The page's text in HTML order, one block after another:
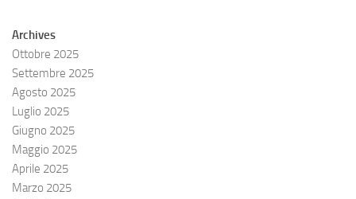
Archives
Ottobre 2025
Settembre 2025
Agosto 2025
Luglio 2025
Giugno 2025
Maggio 2025
Aprile 2025
Marzo 2025